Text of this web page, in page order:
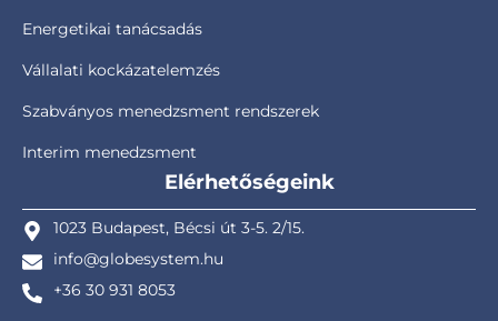
Energetikai tanácsadás
Vállalati kockázatelemzés
Szabványos menedzsment rendszerek
Interim menedzsment
Elérhetőségeink
1023 Budapest, Bécsi út 3-5. 2/15.
info@globesystem.hu
+36 30 931 8053